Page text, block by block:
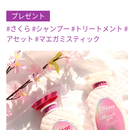
エンタメ
ライフスタイル
プレゼント
インタビュー
プレゼント
さくら
シャンプー トリートメント
アセット
マエガミスティック